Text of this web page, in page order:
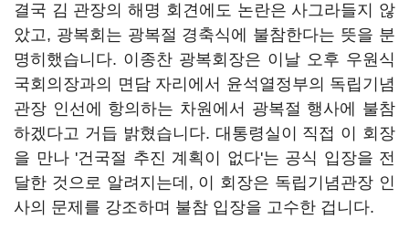
결국 김 관장의 해명 회견에도 논란은 사그라들지 않
았고, 광복회는 광복절 경축식에 불참한다는 뜻을 분
명히했습니다. 이종찬 광복회장은 이날 오후 우원식
국회의장과의 면담 자리에서 윤석열정부의 독립기념
관장 인선에 항의하는 차원에서 광복절 행사에 불참
하겠다고 거듭 밝혔습니다. 대통령실이 직접 이 회장
을 만나 '건국절 추진 계획이 없다'는 공식 입장을 전
달한 것으로 알려지는데, 이 회장은 독립기념관장 인
사의 문제를 강조하며 불참 입장을 고수한 겁니다.